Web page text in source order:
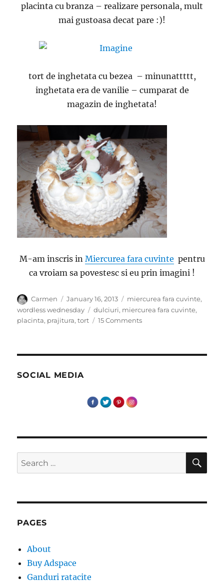
placinta cu branza – realizare personala, mult
mai gustoasa decat pare :)!
tort de inghetata cu bezea – minunattttt,
inghetata era de vanilie – cumparat de
magazin de inghetata!
M-am inscris in Miercurea fara cuvinte pentru
ca vroiam sa povestesc si eu prin imagini !
Author
Carmen
Posted
on
January 16, 2013 Categories
miercurea fara cuvinte,
wordless wednesday
Tags
dulciuri, miercurea fara cuvinte,
placinta, prajitura,tort 15 Commentson
SOCIAL MEDIA
Search
for:
PAGES
About
Buy Adspace
Ganduri ratacite